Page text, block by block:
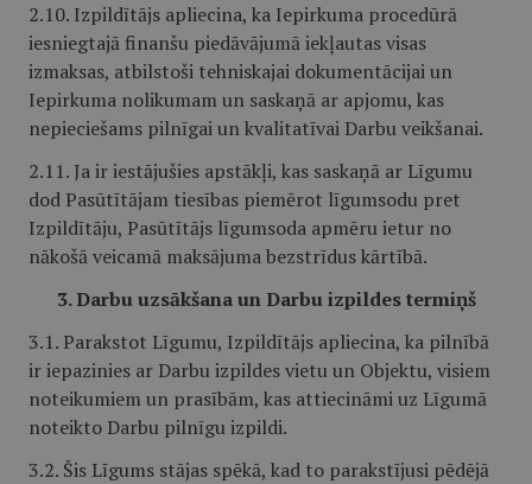
2.10. Izpildītājs apliecina, ka Iepirkuma procedūrā
iesniegtajā finanšu piedāvājumā iekļautas visas
izmaksas, atbilstoši tehniskajai dokumentācijai un
Iepirkuma nolikumam un saskaņā ar apjomu, kas
nepieciešams pilnīgai un kvalitatīvai Darbu veikšanai.
2.11. Ja ir iestājušies apstākļi, kas saskaņā ar Līgumu
dod Pasūtītājam tiesības piemērot līgumsodu pret
Izpildītāju, Pasūtītājs līgumsoda apmēru ietur no
nākošā veicamā maksājuma bezstrīdus kārtībā.
3. Darbu uzsākšana un Darbu izpildes termiņš
3.1. Parakstot Līgumu, Izpildītājs apliecina, ka pilnībā
ir iepazinies ar Darbu izpildes vietu un Objektu, visiem
noteikumiem un prasībām, kas attiecināmi uz Līgumā
noteikto Darbu pilnīgu izpildi.
3.2. Šis Līgums stājas spēkā, kad to parakstījusi pēdējā